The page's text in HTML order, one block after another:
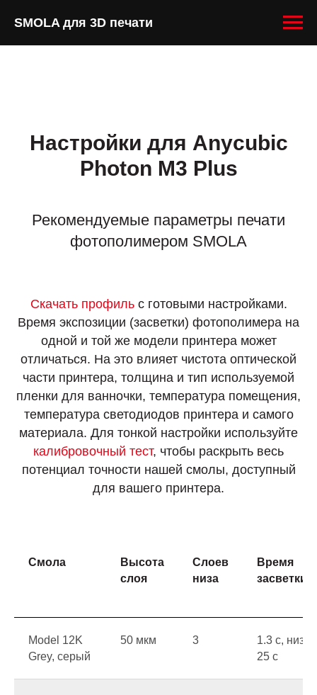
SMOLA для 3D печати
Настройки для Anycubic
Photon M3 Plus
Рекомендуемые параметры печати
фотополимером SMOLA
Скачать профильс готовыми настройками.
Время экспозиции (засветки) фотополимера на
одной и той же модели принтера может
отличаться. На это влияет чистота оптической
части принтера, толщина и тип используемой
пленки для ванночки, температура помещения,
температура светодиодов принтера и самого
материала. Для тонкой настройки используйте
калибровочный тест, чтобы раскрыть весь
потенциал точности нашей смолы, доступный
для вашего принтера.
Смола
Высота
слоя
Слоев
низа
Время
засветки
Model 12K
Grey, серый
50 мкм 3
1.3 c, низ
25 c